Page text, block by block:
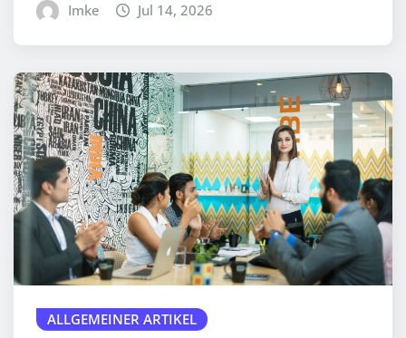
Imke Jul 14, 2026
ALLGEMEINER ARTIKEL